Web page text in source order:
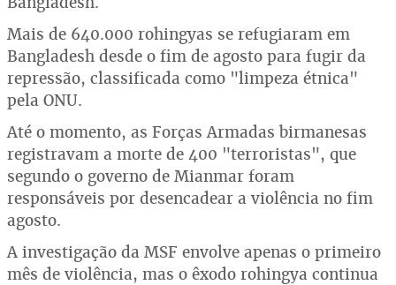
Mais de 640.000 rohingyas se refugiaram em
Bangladesh desde o fim de agosto para fugir da
repressão, classificada como "limpeza étnica"
pela ONU.
Até o momento, as Forças Armadas birmanesas
registravam a morte de 400 "terroristas", que
segundo o governo de Mianmar foram
responsáveis por desencadear a violência no fim
agosto.
A investigação da MSF envolve apenas o primeiro
mês de violência, mas o êxodo rohingya continua